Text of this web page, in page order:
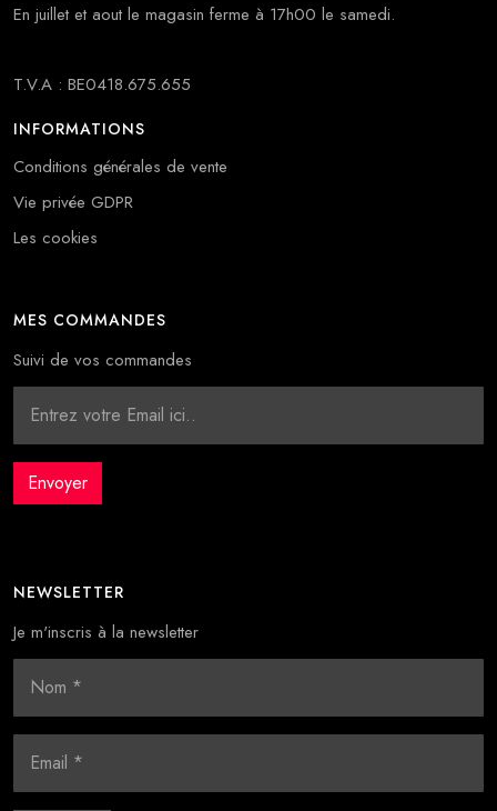
En juillet et aout le magasin ferme à 17h00 le samedi.
T.V.A : BE0418.675.655
INFORMATIONS
Conditions générales de vente
Vie privée GDPR
Les cookies
MES COMMANDES
Suivi de vos commandes
NEWSLETTER
Je m'inscris à la newsletter